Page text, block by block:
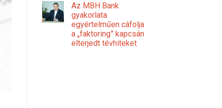
Az MBH Bank
gyakorlata
egyértelműen cáfolja
a „faktoring” kapcsán
elterjedt tévhiteket